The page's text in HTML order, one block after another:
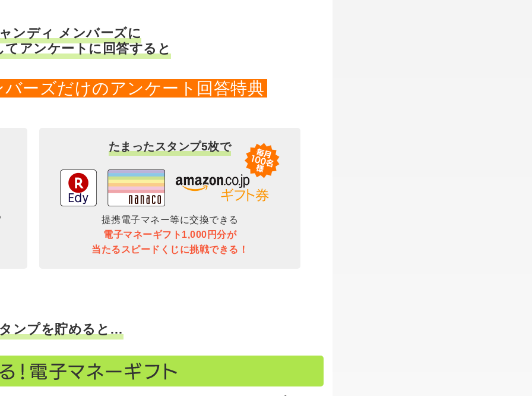
ンディ メンバーズに
アンケートに回答すると
ーズだけのアンケート回答特典
たまったスタンプ5枚で
提携電子マネー等に交換できる
電子マネーギフト1,000円分が
当たるスピードくじに挑戦できる！
ンプを貯めると…